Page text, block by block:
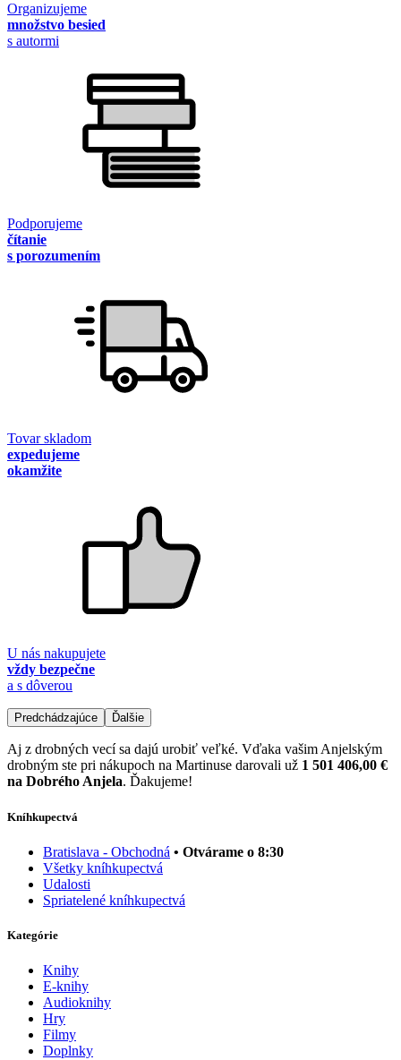
Organizujeme
množstvo besied
s autormi
Podporujeme
čítanie
s porozumením
Tovar skladom
expedujeme
okamžite
U nás nakupujete
vždy bezpečne
a s dôverou
Predchádzajúce Ďalšie
Aj z drobných vecí sa dajú urobiť veľké. Vďaka vašim Anjelským
drobným ste pri nákupoch na Martinuse darovali už 1 501 406,00 €
na Dobrého Anjela. Ďakujeme!
Kníhkupectvá
Bratislava - Obchodná • Otvárame o 8:30
Všetky kníhkupectvá
Udalosti
Spriatelené kníhkupectvá
Kategórie
Knihy
E-knihy
Audioknihy
Hry
Filmy
Doplnky